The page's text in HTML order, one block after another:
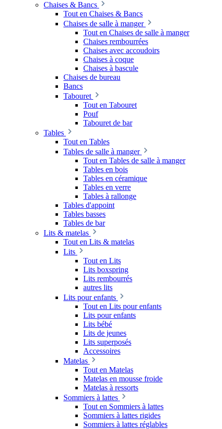
Chaises & Bancs
Tout en Chaises & Bancs
Chaises de salle à manger
Tout en Chaises de salle à manger
Chaises rembourrées
Chaises avec accoudoirs
Chaises à coque
Chaises à bascule
Chaises de bureau
Bancs
Tabouret
Tout en Tabouret
Pouf
Tabouret de bar
Tables
Tout en Tables
Tables de salle à manger
Tout en Tables de salle à manger
Tables en bois
Tables en céramique
Tables en verre
Tables à rallonge
Tables d'appoint
Tables basses
Tables de bar
Lits & matelas
Tout en Lits & matelas
Lits
Tout en Lits
Lits boxspring
Lits rembourrés
autres lits
Lits pour enfants
Tout en Lits pour enfants
Lits pour enfants
Lits bébé
Lits de jeunes
Lits superposés
Accessoires
Matelas
Tout en Matelas
Matelas en mousse froide
Matelas à ressorts
Sommiers à lattes
Tout en Sommiers à lattes
Sommiers à lattes rigides
Sommiers à lattes réglables